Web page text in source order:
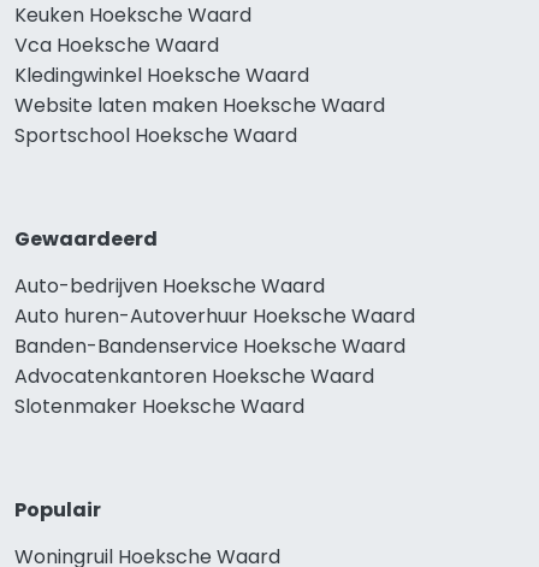
Keuken Hoeksche Waard
Vca Hoeksche Waard
Kledingwinkel Hoeksche Waard
Website laten maken Hoeksche Waard
Sportschool Hoeksche Waard
Gewaardeerd
Auto-bedrijven Hoeksche Waard
Auto huren-Autoverhuur Hoeksche Waard
Banden-Bandenservice Hoeksche Waard
Advocatenkantoren Hoeksche Waard
Slotenmaker Hoeksche Waard
Populair
Woningruil Hoeksche Waard